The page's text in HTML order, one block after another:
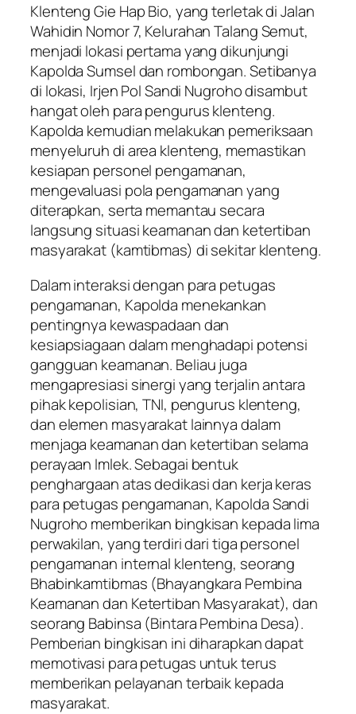
Klenteng Gie Hap Bio, yang terletak di Jalan
Wahidin Nomor 7, Kelurahan Talang Semut,
menjadi lokasi pertama yang dikunjungi
Kapolda Sumsel dan rombongan. Setibanya
di lokasi, Irjen Pol Sandi Nugroho disambut
hangat oleh para pengurus klenteng.
Kapolda kemudian melakukan pemeriksaan
menyeluruh di area klenteng, memastikan
kesiapan personel pengamanan,
mengevaluasi pola pengamanan yang
diterapkan, serta memantau secara
langsung situasi keamanan dan ketertiban
masyarakat (kamtibmas) di sekitar klenteng.
Dalam interaksi dengan para petugas
pengamanan, Kapolda menekankan
pentingnya kewaspadaan dan
kesiapsiagaan dalam menghadapi potensi
gangguan keamanan. Beliau juga
mengapresiasi sinergi yang terjalin antara
pihak kepolisian, TNI, pengurus klenteng,
dan elemen masyarakat lainnya dalam
menjaga keamanan dan ketertiban selama
perayaan Imlek. Sebagai bentuk
penghargaan atas dedikasi dan kerja keras
para petugas pengamanan, Kapolda Sandi
Nugroho memberikan bingkisan kepada lima
perwakilan, yang terdiri dari tiga personel
pengamanan internal klenteng, seorang
Bhabinkamtibmas (Bhayangkara Pembina
Keamanan dan Ketertiban Masyarakat), dan
seorang Babinsa (Bintara Pembina Desa).
Pemberian bingkisan ini diharapkan dapat
memotivasi para petugas untuk terus
memberikan pelayanan terbaik kepada
masyarakat.